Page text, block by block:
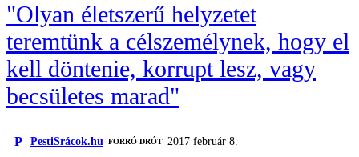
"Olyan életszerű helyzetet
teremtünk a célszemélynek, hogy el
kell döntenie, korrupt lesz, vagy
becsületes marad"
P PestiSrácok.hu FORRÓ DRÓT 2017 február 8.